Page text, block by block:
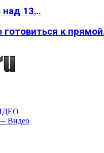
над 13…
к
Видео